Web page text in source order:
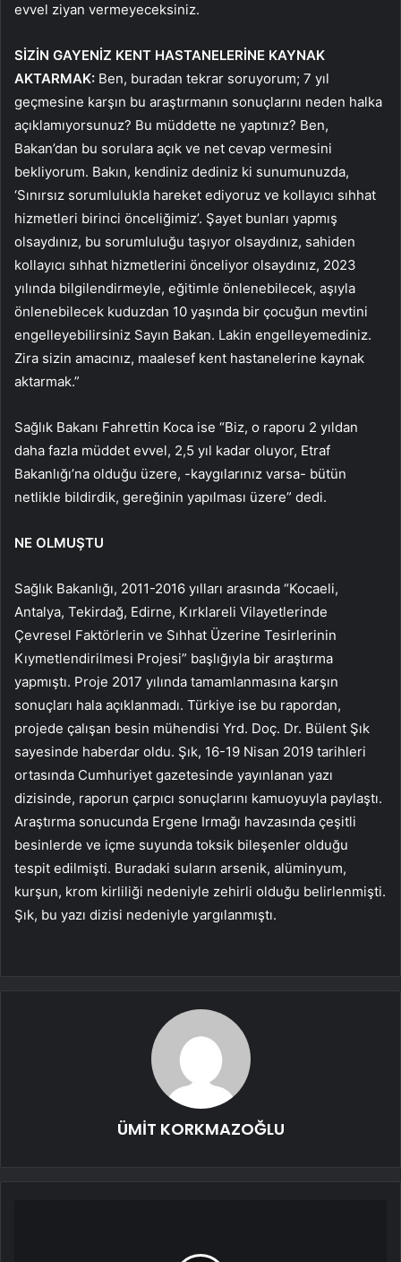
evvel ziyan vermeyeceksiniz.
SİZİN GAYENİZ KENT HASTANELERİNE KAYNAK
AKTARMAK: Ben, buradan tekrar soruyorum; 7 yıl
geçmesine karşın bu araştırmanın sonuçlarını neden halka
açıklamıyorsunuz? Bu müddette ne yaptınız? Ben,
Bakan’dan bu sorulara açık ve net cevap vermesini
bekliyorum. Bakın, kendiniz dediniz ki sunumunuzda,
‘Sınırsız sorumlulukla hareket ediyoruz ve kollayıcı sıhhat
hizmetleri birinci önceliğimiz’. Şayet bunları yapmış
olsaydınız, bu sorumluluğu taşıyor olsaydınız, sahiden
kollayıcı sıhhat hizmetlerini önceliyor olsaydınız, 2023
yılında bilgilendirmeyle, eğitimle önlenebilecek, aşıyla
önlenebilecek kuduzdan 10 yaşında bir çocuğun mevtini
engelleyebilirsiniz Sayın Bakan. Lakin engelleyemediniz.
Zira sizin amacınız, maalesef kent hastanelerine kaynak
aktarmak.”
Sağlık Bakanı Fahrettin Koca ise “Biz, o raporu 2 yıldan
daha fazla müddet evvel, 2,5 yıl kadar oluyor, Etraf
Bakanlığı’na olduğu üzere, -kaygılarınız varsa- bütün
netlikle bildirdik, gereğinin yapılması üzere” dedi.
NE OLMUŞTU
Sağlık Bakanlığı, 2011-2016 yılları arasında “Kocaeli,
Antalya, Tekirdağ, Edirne, Kırklareli Vilayetlerinde
Çevresel Faktörlerin ve Sıhhat Üzerine Tesirlerinin
Kıymetlendirilmesi Projesi” başlığıyla bir araştırma
yapmıştı. Proje 2017 yılında tamamlanmasına karşın
sonuçları hala açıklanmadı. Türkiye ise bu rapordan,
projede çalışan besin mühendisi Yrd. Doç. Dr. Bülent Şık
sayesinde haberdar oldu. Şık, 16-19 Nisan 2019 tarihleri
ortasında Cumhuriyet gazetesinde yayınlanan yazı
dizisinde, raporun çarpıcı sonuçlarını kamuoyuyla paylaştı.
Araştırma sonucunda Ergene Irmağı havzasında çeşitli
besinlerde ve içme suyunda toksik bileşenler olduğu
tespit edilmişti. Buradaki suların arsenik, alüminyum,
kurşun, krom kirliliği nedeniyle zehirli olduğu belirlenmişti.
Şık, bu yazı dizisi nedeniyle yargılanmıştı.
ÜMİT KORKMAZOĞLU